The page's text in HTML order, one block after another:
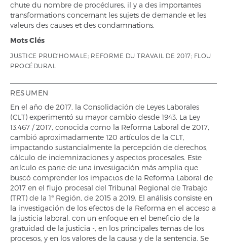
chute du nombre de procédures, il y a des importantes
transformations concernant les sujets de demande et les
valeurs des causes et des condamnations.
Mots Clés
JUSTICE PRUD’HOMALE; REFORME DU TRAVAIL DE 2017; FLOU
PROCÉDURAL
RESUMEN
En el año de 2017, la Consolidación de Leyes Laborales
(CLT) experimentó su mayor cambio desde 1943. La Ley
13.467 / 2017, conocida como la Reforma Laboral de 2017,
cambió aproximadamente 120 artículos de la CLT,
impactando sustancialmente la percepción de derechos,
cálculo de indemnizaciones y aspectos procesales. Este
artículo es parte de una investigación más amplia que
buscó comprender los impactos de la Reforma Laboral de
2017 en el flujo procesal del Tribunal Regional de Trabajo
(TRT) de la 1ª Región, de 2015 a 2019. El análisis consiste en
la investigación de los efectos de la Reforma en el acceso a
la justicia laboral, con un enfoque en el beneficio de la
gratuidad de la justicia -, en los principales temas de los
procesos, y en los valores de la causa y de la sentencia. Se